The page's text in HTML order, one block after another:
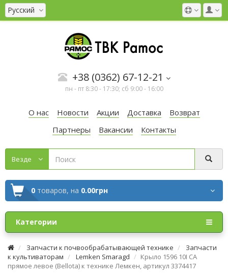
Русский
+38 (0362) 67-12-21
пн - пт 8:30 - 17:30; сб 9:00 - 16:00
О нас Новости Акции Доставка
Возврат
Партнеры
Вакансии Контакты
Везде
0 товаров, на 0.00грн
Категории
Запчасти к почвообрабатывающей технике
Запчасти
к культиваторам
Lemken Smaragd
Крыло 1596 10І CA
прямое левое (Bellota) к технике Лемкен, артикул 3374417